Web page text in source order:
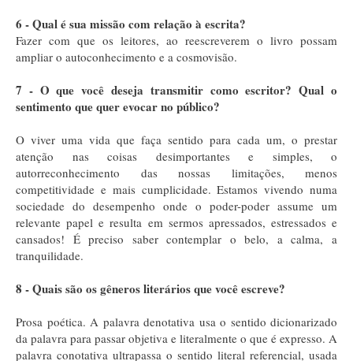
6 - Qual é sua missão com relação à escrita?
Fazer com que os leitores, ao reescreverem o livro possam
ampliar o autoconhecimento e a cosmovisão.
7 - O que você deseja transmitir como escritor? Qual o
sentimento que quer evocar no público?
O viver uma vida que faça sentido para cada um, o prestar
atenção nas coisas desimportantes e simples, o
autorreconhecimento das nossas limitações, menos
competitividade e mais cumplicidade. Estamos vivendo numa
sociedade do desempenho onde o poder-poder assume um
relevante papel e resulta em sermos apressados, estressados e
cansados! É preciso saber contemplar o belo, a calma, a
tranquilidade.
8 - Quais são os gêneros literários que você escreve?
Prosa poética. A palavra denotativa usa o sentido dicionarizado
da palavra para passar objetiva e literalmente o que é expresso. A
palavra conotativa ultrapassa o sentido literal referencial, usada